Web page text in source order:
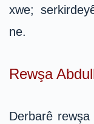
xwe;
ne.
Rewşa
Derbarê